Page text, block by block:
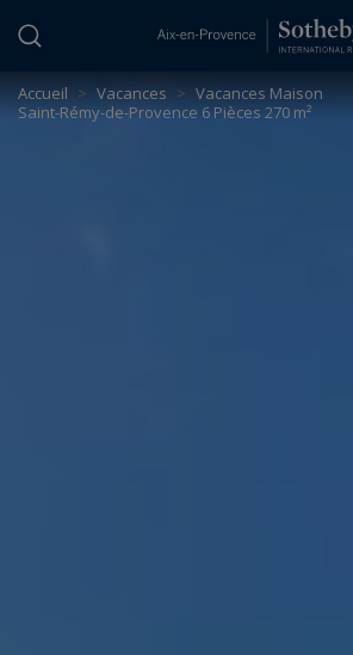
Accueil > Vacances > Vacances Maison
Saint-Rémy-de-Provence 6 Pièces 270 m²